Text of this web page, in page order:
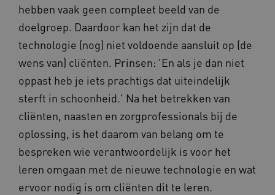
hebben vaak geen compleet beeld van de
doelgroep. Daardoor kan het zijn dat de
technologie (nog) niet voldoende aansluit op (de
wens van) cliënten. Prinsen: 'En als je dan niet
oppast heb je iets prachtigs dat uiteindelijk
sterft in schoonheid.' Na het betrekken van
cliënten, naasten en zorgprofessionals bij de
oplossing, is het daarom van belang om te
bespreken wie verantwoordelijk is voor het
leren omgaan met de nieuwe technologie en wat
ervoor nodig is om cliënten dit te leren.
BCSessionID vilans.blueconic.net
ARRAffinity
Microsoft Corporation
.www.kennispleingehandicaptensector.nl